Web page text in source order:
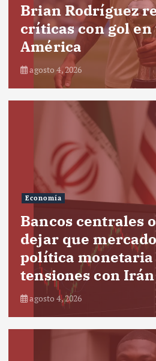
Brian Rodríguez
críticas con gol
América
agosto 4, 2026
Economía
Bancos centrales
dejar que
política
tensiones con Irán
agosto 4, 2026